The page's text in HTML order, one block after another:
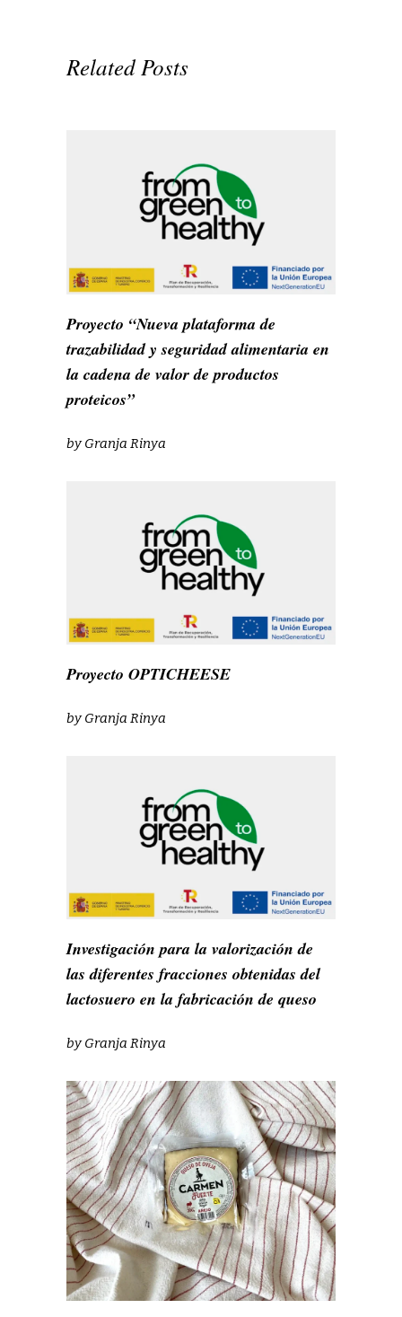
Related Posts
Proyecto “Nueva plataforma de
trazabilidad y seguridad alimentaria en
la cadena de valor de productos
proteicos”
byGranja Rinya
Proyecto OPTICHEESE
byGranja Rinya
Investigación para la valorización de
las diferentes fracciones obtenidas del
lactosuero en la fabricación de queso
byGranja Rinya